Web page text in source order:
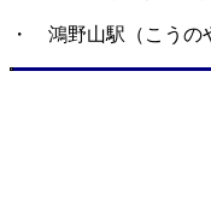
・ 鴻野山駅（こうの